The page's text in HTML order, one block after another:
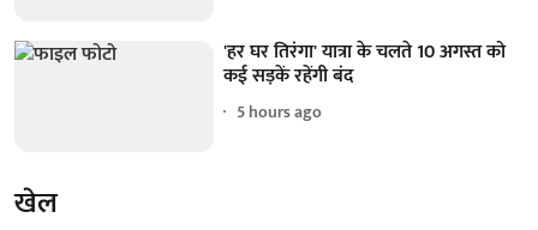
'हर घर तिरंगा' यात्रा के चलते 10 अगस्त को
कई सड़कें रहेंगी बंद
5 hours ago
खेल